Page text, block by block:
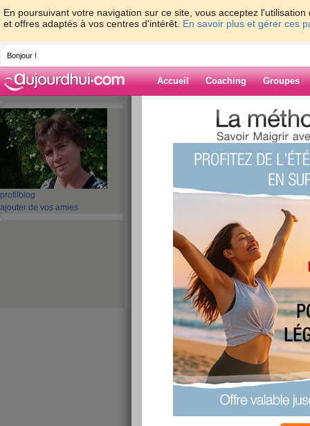
En poursuivant votre navigation sur ce site, vous acceptez
et offres adaptés à vos centres d'intérêt. En savoir plus et gérer ces
Bonjour !
Accueil Coaching Groupes
profil blog
ajouter de vos amies
>
Blog de
21 - 28 »
‹ Préc. 1 2 3 4 5
grosse chaleur!!!!!
publié le 30/06/2009 à 15:15